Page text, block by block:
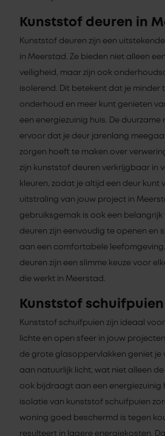
Kunststof deuren in
Kunststof deuren zijn een
in Meerstad. Ze bieden niet alleen
veiligheid, maar zijn ook
isolerend. Dit betekent dat je minder
onderhoud en meer kunt genieten
een energiezuinig huis. De duurzame
ervoor dat je deur jarenlang
zorgen hoeft te maken over
zijn kunststof deuren verkrijgbaar in
kleuren, zodat je altijd een deur kunt
uitstraling van jouw project in
gebruiksgemak is ook een
deuren zijn eenvoudig te openen en
aan een comfortabele
deuren zijn een slimme keuze voor
die werkt in Meerstad.
Kunststof
Kunststof schuifpuien zijn ideaal
lichte en open sfeer in jouw
de grote glasoppervlakken geniet je
aan natuurlijk licht, wat niet alleen
ook bijdraagt aan een energiezuinig
isolatie van kunststof schuifpuien
woning goed beschermd is tegen
resulteert in lagere energiekosten.